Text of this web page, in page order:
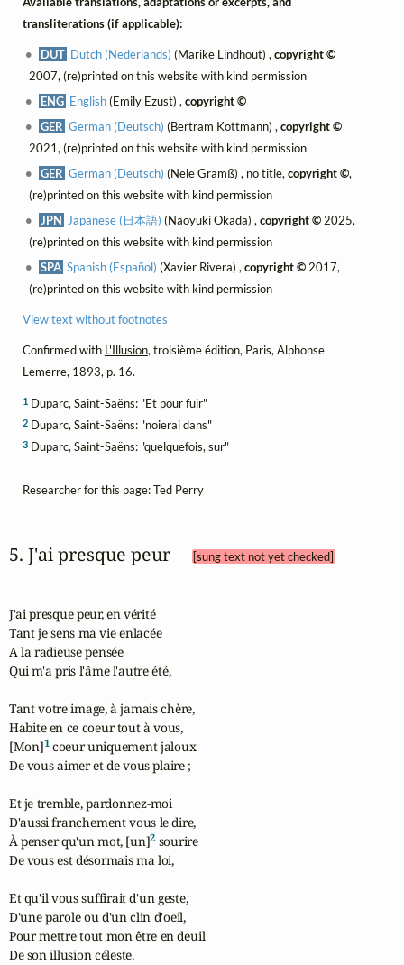
transliterations (if applicable):
DUT Dutch (Nederlands) (Marike Lindhout) ,copyright ©
2007, (re)printed on this website with kind permission
ENG English(Emily Ezust) ,copyright ©
GER German (Deutsch) (Bertram Kottmann) ,copyright ©
2021, (re)printed on this website with kind permission
GER German (Deutsch) (Nele Gramß) , no title,copyright ©,
(re)printed on this website with kind permission
JPN Japanese (日本語) (Naoyuki Okada) ,copyright © 2025,
(re)printed on this website with kind permission
SPA Spanish (Español) (Xavier Rivera) ,copyright © 2017,
(re)printed on this website with kind permission
View text without footnotes
Confirmed with L'Illusion, troisième édition, Paris, Alphonse
Lemerre, 1893, p. 16.
1Duparc, Saint-Saëns: "Et pour fuir"
2Duparc, Saint-Saëns: "noierai dans"
3Duparc, Saint-Saëns: "quelquefois, sur"
Researcher for this page: Ted Perry
5. J'ai presque peur [sung text not yet checked]
J'ai presque peur, en vérité
Tant je sens ma vie enlacée
A la radieuse pensée
Qui m'a pris l'âme l'autre été,
Tant votre image, à jamais chère,
Habite en ce coeur tout à vous,
[Mon]1 coeur uniquement jaloux
De vous aimer et de vous plaire ;
Et je tremble, pardonnez-moi
D'aussi franchement vous le dire,
À penser qu'un mot, [un]2 sourire
De vous est désormais ma loi,
Et qu'il vous suffirait d'un geste,
D'une parole ou d'un clin d'oeil,
Pour mettre tout mon être en deuil
De son illusion céleste.